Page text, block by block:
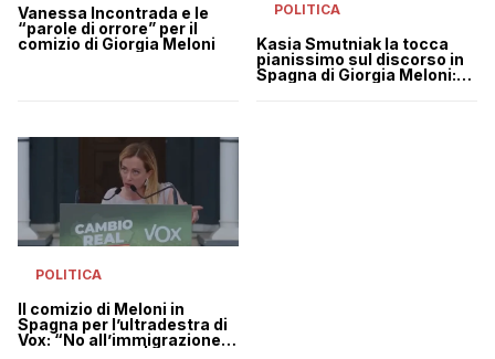
Vanessa Incontrada e le
“parole di orrore” per il
comizio di Giorgia Meloni
POLITICA
Kasia Smutniak la tocca
pianissimo sul discorso in
Spagna di Giorgia Meloni:
POLITICA
Il comizio di Meloni in
Spagna per l’ultradestra di
Vox: “No all’immigrazione e